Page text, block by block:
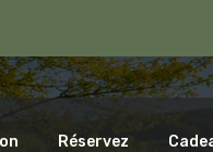
Réservez